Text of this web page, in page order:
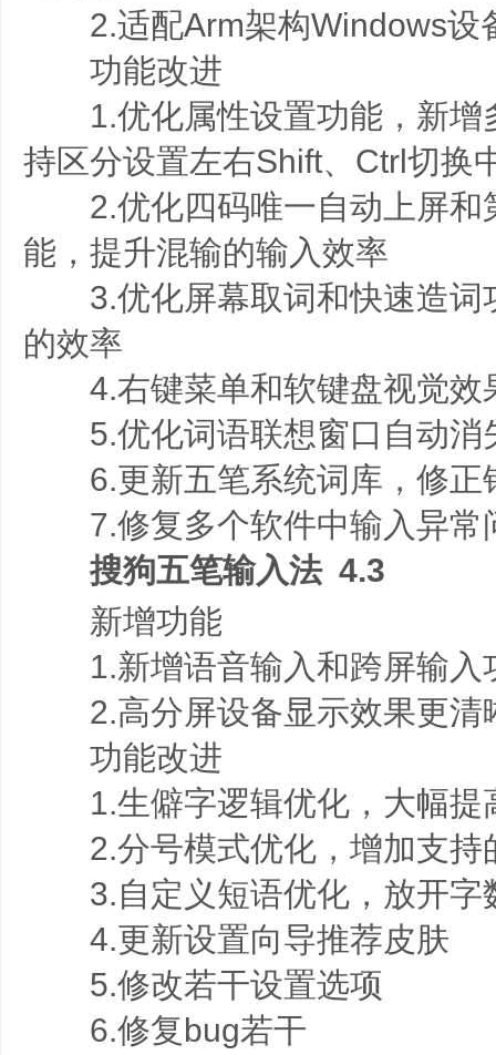
2.适配Arm架构Windows设
功能改进
1.优化属性设置功能，新增
持区分设置左右Shift、Ctrl切换
2.优化四码唯一自动上屏和
能，提升混输的输入效率
3.优化屏幕取词和快速造词
的效率
4.右键菜单和软键盘视觉效
5.优化词语联想窗口自动消
6.更新五笔系统词库，修正
7.修复多个软件中输入异常
搜狗五笔输入法 4.3
新增功能
1.新增语音输入和跨屏输入
2.高分屏设备显示效果更清
功能改进
1.生僻字逻辑优化，大幅提
2.分号模式优化，增加支持
3.自定义短语优化，放开字
4.更新设置向导推荐皮肤
5.修改若干设置选项
6.修复bug若干